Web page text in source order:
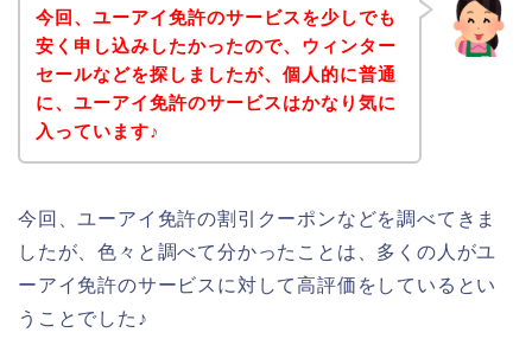
今回、ユーアイ免許のサービスを少しでも
安く申し込みしたかったので、ウィンター
セールなどを探しましたが、個人的に普通
に、ユーアイ免許のサービスはかなり気に
入っています♪
今回、ユーアイ免許の割引クーポンなどを調べてきま
したが、色々と調べて分かったことは、多くの人がユ
ーアイ免許のサービスに対して高評価をしているとい
うことでした♪